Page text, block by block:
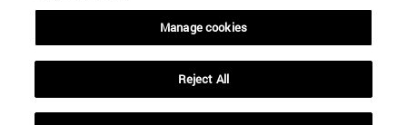
Manage cookies
Reject All